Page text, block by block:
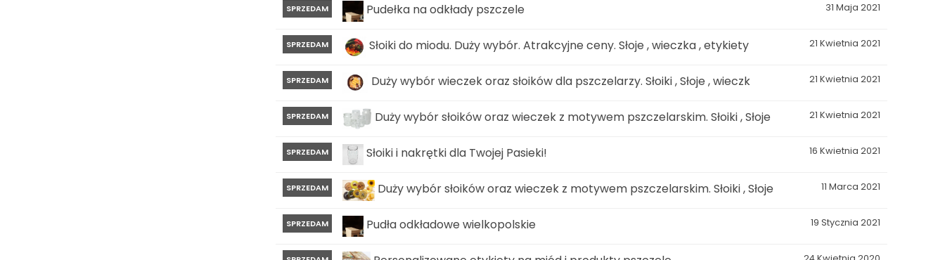
31 Maja 2021
SPRZEDAM Pudełka na odkłady pszczele
21 Kwietnia 2021
SPRZEDAM Słoiki do miodu. Duży wybór. Atrakcyjne ceny. Słoje , wieczka , etykiety
21 Kwietnia 2021
SPRZEDAM Duży wybór wieczek oraz słoików dla pszczelarzy. Słoiki , Słoje , wieczk
21 Kwietnia 2021
SPRZEDAM Duży wybór słoików oraz wieczek z motywem pszczelarskim. Słoiki , Słoje
16 Kwietnia 2021
SPRZEDAM Słoiki i nakrętki dla Twojej Pasieki!
11 Marca 2021
SPRZEDAM Duży wybór słoików oraz wieczek z motywem pszczelarskim. Słoiki , Słoje
19 Stycznia 2021
SPRZEDAM Pudła odkładowe wielkopolskie